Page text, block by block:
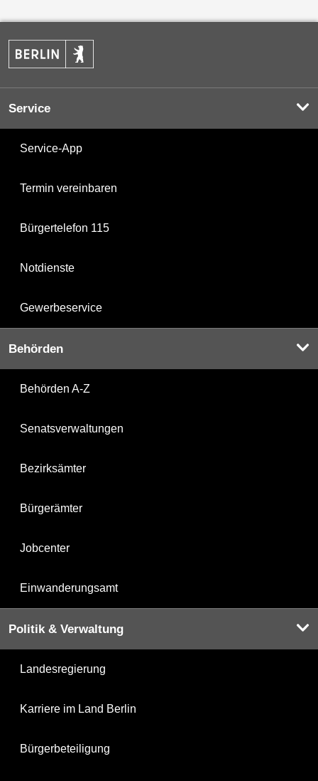
Service
Service-App
Termin vereinbaren
Bürgertelefon 115
Notdienste
Gewerbeservice
Behörden
Behörden A-Z
Senatsverwaltungen
Bezirksämter
Bürgerämter
Jobcenter
Einwanderungsamt
Politik & Verwaltung
Landesregierung
Karriere im Land Berlin
Bürgerbeteiligung